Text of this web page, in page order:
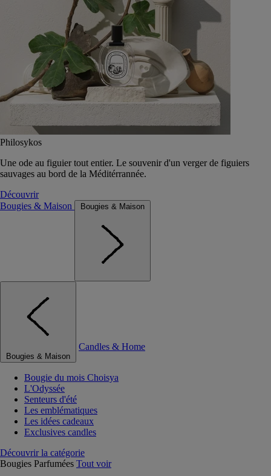
Philosykos
Une ode au figuier tout entier. Le souvenir d'un verger de figuiers
sauvages au bord de la Méditérrannée.
Découvrir
Bougies & Maison
Bougies & Maison
Bougies & Maison
Candles & Home
Bougie du mois Choisya
L'Odyssée
Senteurs d'été
Les emblématiques
Les idées cadeaux
Exclusives candles
Découvrir la catégorie
Bougies Parfumées Tout voir